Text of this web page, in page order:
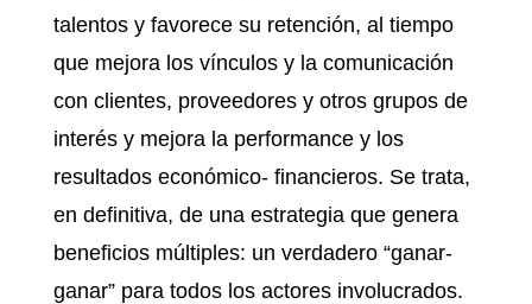
talentos y favorece su retención, al tiempo
que mejora los vínculos y la comunicación
con clientes, proveedores y otros grupos de
interés y mejora la performance y los
resultados económico- financieros. Se trata,
en definitiva, de una estrategia que genera
beneficios múltiples: un verdadero “ganar-
ganar” para todos los actores involucrados.